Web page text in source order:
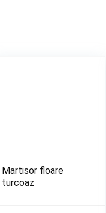
Martisor floare
turcoaz